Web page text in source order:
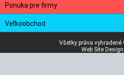
Ponuka pre firmy
Veľkoobchod
Všetky práva
Web Site